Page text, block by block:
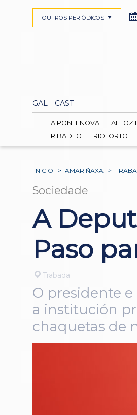
GAL CAST
OUTROS PERIÓDICOS
A PONTENOVA ALFOZ
RIBADEO
RIOTORTO
INICIO > AMARIÑAXA >
Sociedade
A
Paso
Trabada
O presidente
a institución
chaquetas de